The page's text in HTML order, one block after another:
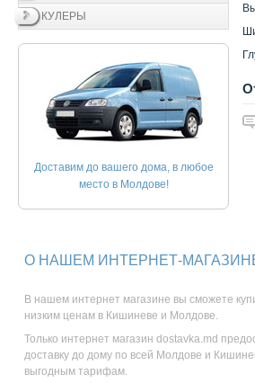
КУЛЕРЫ
Доставим до вашего дома, в любое
место в Молдове!
О НАШЕМ ИНТЕРНЕТ-
В нашем интернет магазине вы сможете
низким ценам в Кишиневе и Молдове.
Только интернет магазин dostavka.md
доставку до дому по всей Молдове и
выгодным тарифам.